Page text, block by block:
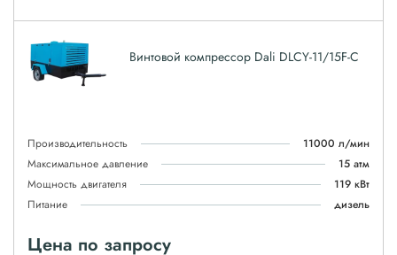
Винтовой компрессор Dali DLCY-11/15F-C
Производительность
11000 л/мин
Максимальное давление
15 атм
Мощность двигателя
119 кВт
Питание
дизель
Цена по запросу